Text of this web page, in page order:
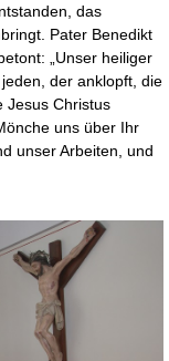
das
Pater Benedikt
„Unser heiliger
der anklopft, die
Jesus Christus
uns über Ihr
unser Arbeiten, und